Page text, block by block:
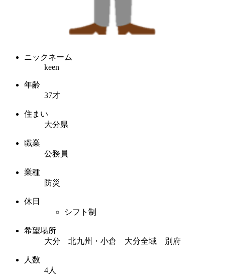
ニックネーム
keen
年齢
37才
住まい
大分県
職業
公務員
業種
防災
休日
シフト制
希望場所
大分 北九州・小倉 大分全域 別府
人数
4人